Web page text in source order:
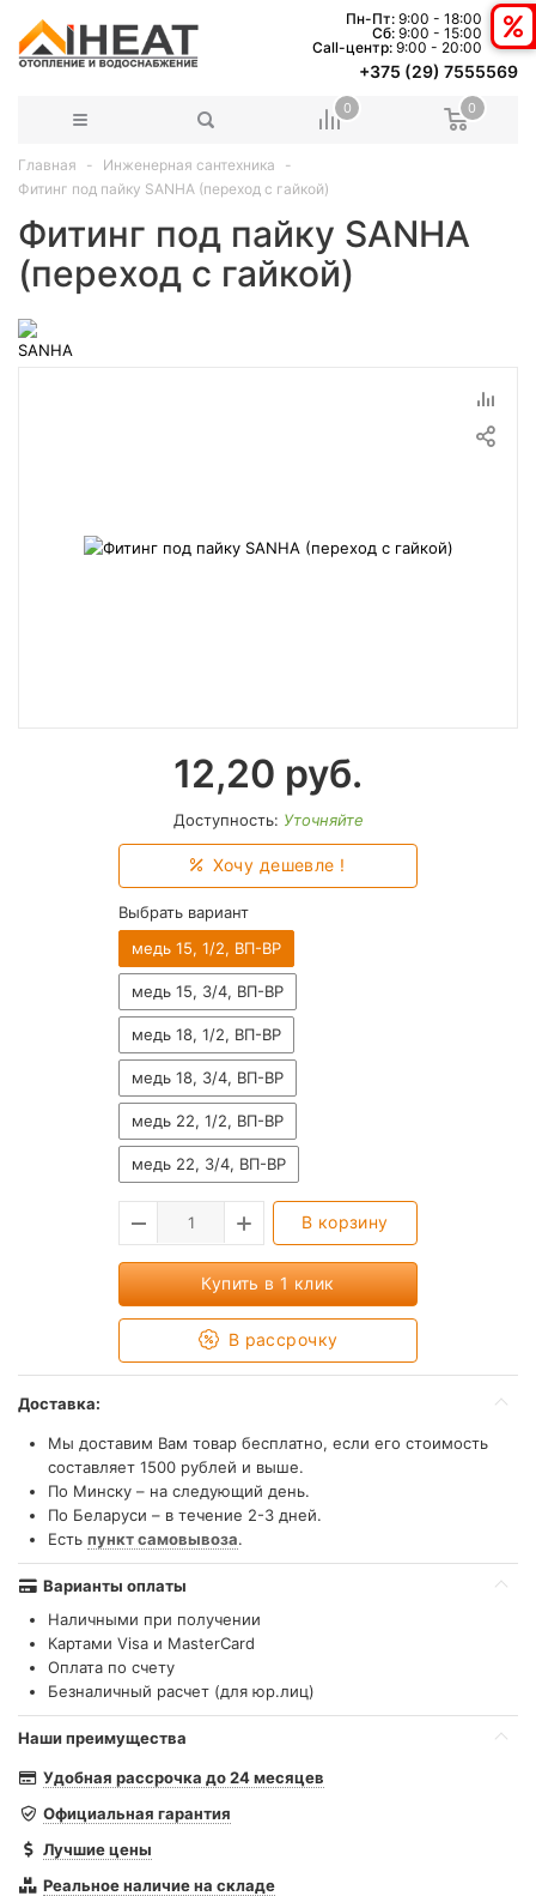
Пн-Пт: 9:00 - 18:00
Сб: 9:00 - 15:00
Сall-центр: 9:00 - 20:00
+375 (29) 7555569
0 0
Главная
Инженерная сантехника
Фитинг под пайку SANHA (переход с гайкой)
Фитинг под пайку SANHA
(переход с гайкой)
12,20 руб.
Доступность: Уточняйте
Хочу дешевле !
Выбрать вариант
медь 15, 1/2, ВП-ВР
медь 15, 3/4, ВП-ВР
медь 18, 1/2, ВП-ВР
медь 18, 3/4, ВП-ВР
медь 22, 1/2, ВП-ВР
медь 22, 3/4, ВП-ВР
В корзину
Купить в 1 клик
В рассрочку
Доставка:
Мы доставим Вам товар бесплатно, если его стоимость
составляет 1500 рублей и выше.
По Минску – на следующий день.
По Беларуси – в течение 2-3 дней.
Есть пункт самовывоза.
Варианты оплаты
Наличными при получении
Картами Visa и MasterCard
Оплата по счету
Безналичный расчет (для юр.лиц)
Наши преимущества
Удобная рассрочка до 24 месяцев
Официальная гарантия
Лучшие цены
Реальное наличие на складе